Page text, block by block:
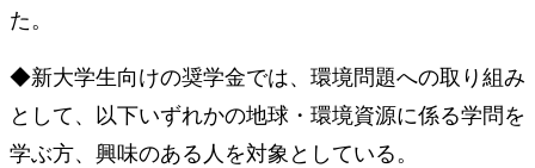
た。
◆新大学生向けの奨学金では、環境問題への取り組み
として、以下いずれかの地球・環境資源に係る学問を
学ぶ方、興味のある人を対象としている。